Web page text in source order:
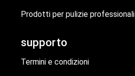
Prodotti per pulizie professionali
supporto
Termini e condizioni